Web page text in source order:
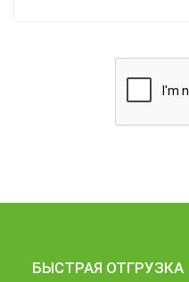
БЫСТРАЯ ОТГРУЗКА